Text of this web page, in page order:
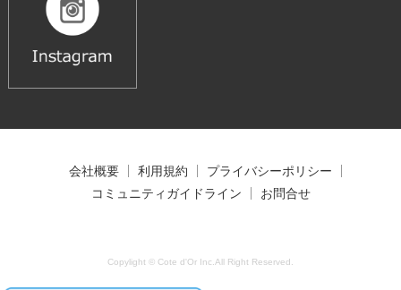
会社概要 利用規約
プライバシーポリシー
コミュニティガイドライン
お問合せ
Copylight © Cote d'Or Inc.All Right Reserved.